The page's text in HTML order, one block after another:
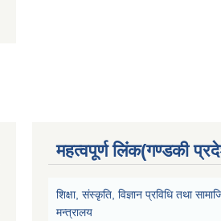
महत्वपूर्ण लिंक(गण्डकी
शिक्षा, संस्कृति, विज्ञान प्रविधि तथा
मन्त्रालय